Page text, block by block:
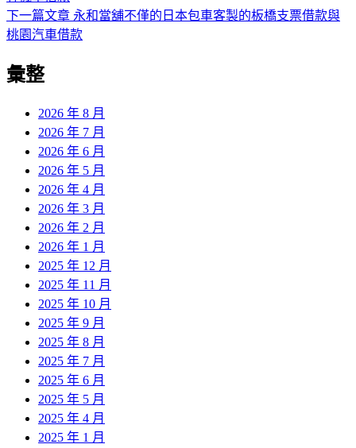
章
導
覽
篇
文
下一篇文章 下
一
永和當舖不僅的日本包車客製的板橋支票借款與
桃園汽車借款
彙整
2026 年 8 月
2026 年 7 月
2026 年 6 月
2026 年 5 月
2026 年 4 月
2026 年 3 月
2026 年 2 月
2026 年 1 月
2025 年 12 月
2025 年 11 月
2025 年 10 月
2025 年 9 月
2025 年 8 月
2025 年 7 月
2025 年 6 月
2025 年 5 月
2025 年 4 月
2025 年 1 月